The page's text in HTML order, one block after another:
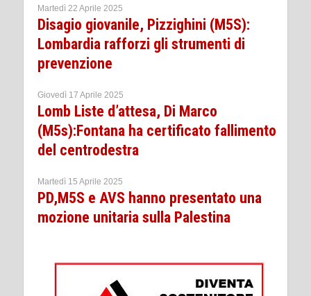
Martedì 22 Aprile 2025
Disagio giovanile, Pizzighini (M5S):
Lombardia rafforzi gli strumenti di
prevenzione
Giovedì 17 Aprile 2025
Lomb Liste d’attesa, Di Marco
(M5s):Fontana ha certificato fallimento
del centrodestra
Martedì 15 Aprile 2025
PD,M5S e AVS hanno presentato una
mozione unitaria sulla Palestina